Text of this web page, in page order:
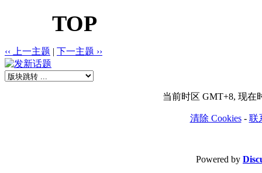
TOP
‹‹ 上一主题 | 下一主题 ››
当前时区 GMT+8, 现在
清除 Cookies- 联
Powered by